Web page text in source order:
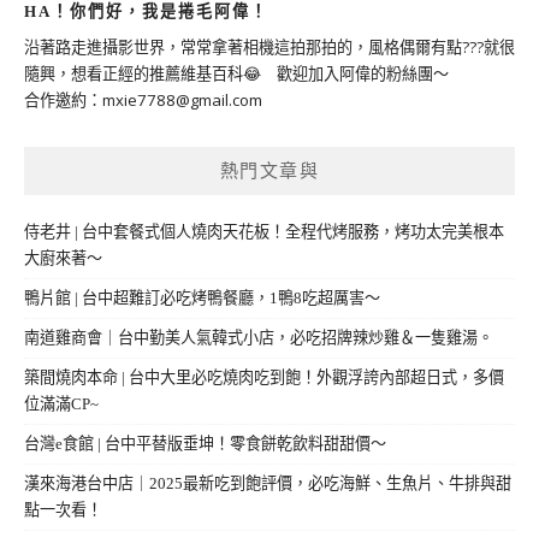
HA！你們好，我是捲毛阿偉！
沿著路走進攝影世界，常常拿著相機這拍那拍的，風格偶爾有點???就很
隨興，想看正經的推薦維基百科😂 歡迎加入阿偉的粉絲團～
合作邀約： mxie7788@gmail.com
熱門文章與
侍老井 | 台中套餐式個人燒肉天花板！全程代烤服務，烤功太完美根本
大廚來著～
鴨片館 | 台中超難訂必吃烤鴨餐廳，1鴨8吃超厲害～
南道雞商會｜台中勤美人氣韓式小店，必吃招牌辣炒雞＆一隻雞湯。
築間燒肉本命 | 台中大里必吃燒肉吃到飽！外觀浮誇內部超日式，多價
位滿滿CP~
台灣e食館 | 台中平替版垂坤！零食餅乾飲料甜甜價～
漢來海港台中店｜2025最新吃到飽評價，必吃海鮮、生魚片、牛排與甜
點一次看！